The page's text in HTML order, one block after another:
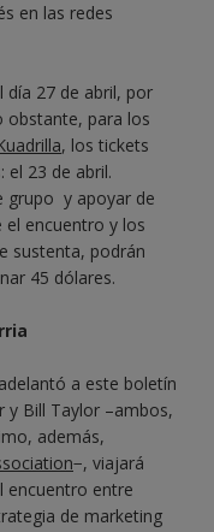
en las redes
día 27 de abril, por
obstante, para los
, los tickets
el 23 de abril.
grupo y apoyar de
encuentro y los
sustenta, podrán
45 dólares.
a este boletín
y Bill Taylor –ambos,
además,
−, viajará
encuentro entre
de marketing